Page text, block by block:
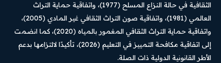
الثقافية في حالة النزاع المسلح (1977)، واتفاقية حماية التراث
العالمي (1981)، واتفاقية صون التراث الثقافي غير المادي (2005)،
واتفاقية حماية التراث الثقافي المغمور بالمياه (2020)، كما انضمت
إلى اتفاقية مكافحة التمييز في التعليم (2026)، تأكيدًا لالتزامها بدعم
الأطر القانونية الدولية ذات الصلة.